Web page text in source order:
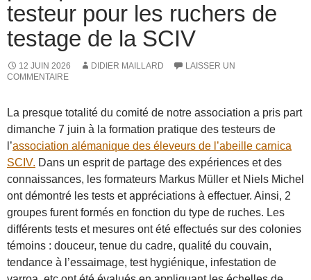
testeur pour les ruchers de
testage de la SCIV
12 JUIN 2026 DIDIER MAILLARD
LAISSER UN
COMMENTAIRE
La presque totalité du comité de notre association a pris part
dimanche 7 juin à la formation pratique des testeurs de
l’association alémanique des éleveurs de l’abeille carnica
SCIV. Dans un esprit de partage des expériences et des
connaissances, les formateurs Markus Müller et Niels Michel
ont démontré les tests et appréciations à effectuer. Ainsi, 2
groupes furent formés en fonction du type de ruches. Les
différents tests et mesures ont été effectués sur des colonies
témoins : douceur, tenue du cadre, qualité du couvain,
tendance à l’essaimage, test hygiénique, infestation de